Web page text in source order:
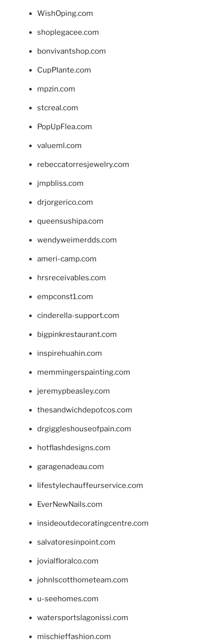
WishOping.com
shoplegacee.com
bonvivantshop.com
CupPlante.com
mpzin.com
stcreal.com
PopUpFlea.com
valueml.com
rebeccatorresjewelry.com
jmpbliss.com
drjorgerico.com
queensushipa.com
wendyweimerdds.com
ameri-camp.com
hrsreceivables.com
empconst1.com
cinderella-support.com
bigpinkrestaurant.com
inspirehuahin.com
memmingerspainting.com
jeremypbeasley.com
thesandwichdepotcos.com
drgiggleshouseofpain.com
hotflashdesigns.com
garagenadeau.com
lifestylechauffeurservice.com
EverNewNails.com
insideoutdecoratingcentre.com
salvatoresinpoint.com
jovialfloralco.com
johnlscotthometeam.com
u-seehomes.com
watersportslagonissi.com
mischieffashion.com